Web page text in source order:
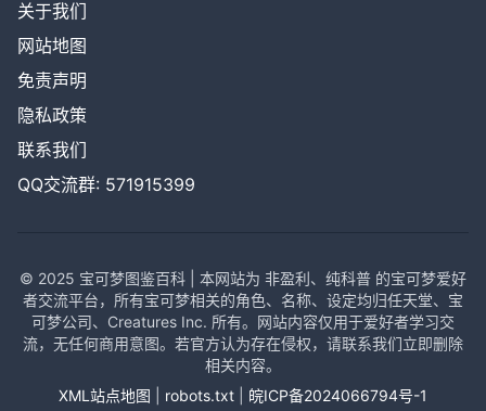
关于我们
网站地图
免责声明
隐私政策
联系我们
QQ交流群: 571915399
© 2025 宝可梦图鉴百科 | 本网站为 非盈利、纯科普 的宝可梦爱好
者交流平台，所有宝可梦相关的角色、名称、设定均归任天堂、宝
可梦公司、Creatures Inc. 所有。网站内容仅用于爱好者学习交
流，无任何商用意图。若官方认为存在侵权，请联系我们立即删除
相关内容。
XML站点地图
robots.txt 皖ICP备2024066794号-1